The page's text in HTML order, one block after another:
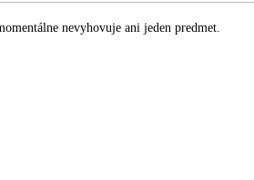
nevyhovuje ani jeden predmet.